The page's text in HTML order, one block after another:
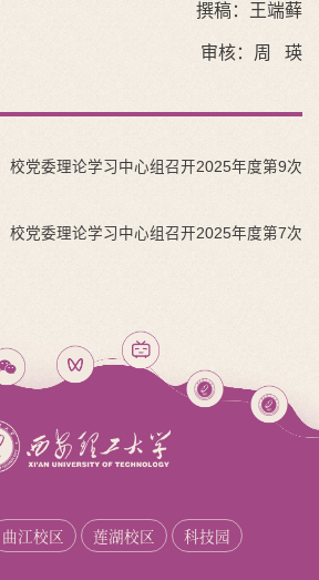
撰稿：王端藓
审核：周 瑛
校党委理论学习中心组召开2025年度第9次
校党委理论学习中心组召开2025年度第7次
曲江校区 莲湖校区 科技园